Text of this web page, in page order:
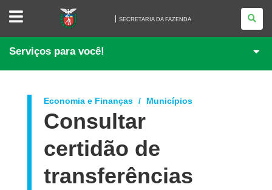
SECRETARIA
FAZENDA
SECRETARIA DA FAZENDA
Serviços para você!
Economia e Finanças Municípios
Consultar
certidão de
transferências